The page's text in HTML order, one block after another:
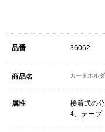
36062
カードホル
接着式の
4、テープ